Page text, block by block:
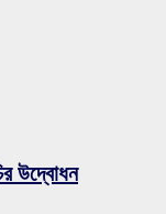
উদ্বোধন